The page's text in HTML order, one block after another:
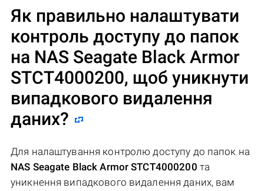
Як правильно налаштувати
контроль доступу до папок
на NAS Seagate Black Armor
STCT4000200, щоб уникнути
випадкового видалення
даних?
Для налаштування контролю доступу до папок на
NAS Seagate Black Armor STCT4000200 та
уникнення випадкового видалення даних, вам